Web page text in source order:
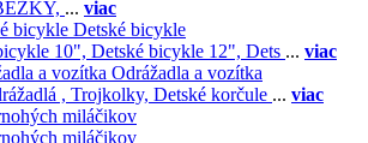
... viac
Detské bicykle
10", Detské bicykle 12", Dets ... viac
Odrážadla a vozítka
, Trojkolky, Detské korčule ... viac
miláčikov
miláčikov